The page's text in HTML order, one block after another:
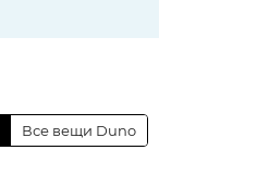
Все вещи Duno